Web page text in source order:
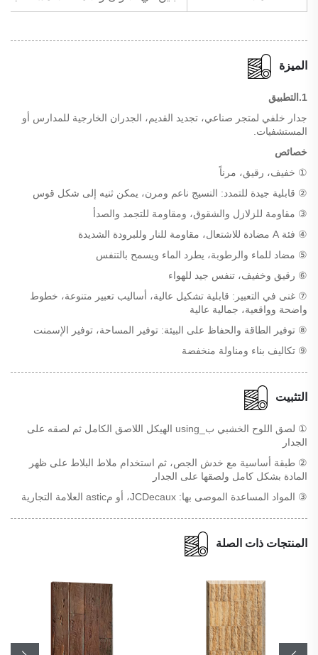
الميزة
1.التطبيق
جدار خلفي لمتجر صناعي، تجديد القديم، الجدران الخارجية للمدارس أو
المستشفيات.
خصائص
① خفيف، رقيق، مرناً
② قابلية جيدة للتمدد: النسيج ناعم ومرن، يمكن ثنيه إلى شكل قوس
③ مقاومة للزلازل والشقوق، ومقاومة للتجمد والصدأ
④ فئة A مضادة للاشتعال، مقاومة للنار وللبرودة الشديدة
⑤ مضاد للماء والرطوبة، يطرد الماء ويسمح بالتنفس
⑥ رقيق وخفيف، تنفس جيد للهواء
⑦ غنى في التعبير: قابلية تشكيل عالية، أساليب تعبير متنوعة، خطوط
واضحة وواقعية، جمالية عالية
⑧ توفير الطاقة والحفاظ على البيئة: توفير المساحة، توفير الإسمنت
⑨ تكاليف بناء ومناولة منخفضة
التثبيت
① لصق اللوح الخشبي ب_using الهيكل اللاصق الكامل ثم لصقه على
الجدار
② طبقة أساسية مع خدش الجص، ثم استخدام ملاط البلاط على ظهر
المادة بشكل كامل ولصقها على الجدار
③ المواد المساعدة الموصى بها: JCDecaux، أو مastic العلامة التجارية
المنتجات ذات الصلة